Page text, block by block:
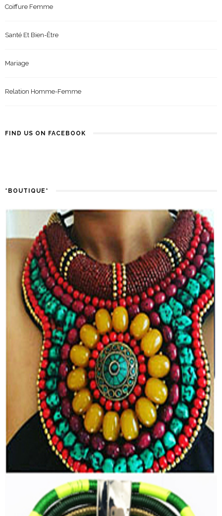
Coiffure Femme
Santé Et Bien-Être
Mariage
Relation Homme-Femme
FIND US ON FACEBOOK
*BOUTIQUE*